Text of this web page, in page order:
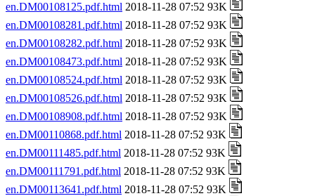
en.DM00108125.pdf.html 2018-11-28 07:52 93K
en.DM00108281.pdf.html 2018-11-28 07:52 93K
en.DM00108282.pdf.html 2018-11-28 07:52 93K
en.DM00108473.pdf.html 2018-11-28 07:52 93K
en.DM00108524.pdf.html 2018-11-28 07:52 93K
en.DM00108526.pdf.html 2018-11-28 07:52 93K
en.DM00108908.pdf.html 2018-11-28 07:52 93K
en.DM00110868.pdf.html 2018-11-28 07:52 93K
en.DM00111485.pdf.html 2018-11-28 07:52 93K
en.DM00111791.pdf.html 2018-11-28 07:52 93K
en.DM00113641.pdf.html 2018-11-28 07:52 93K